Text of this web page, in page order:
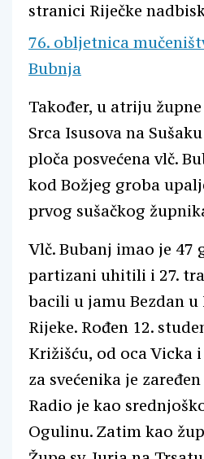
stranici Riječke
76. obljetnica
Bubnja
Također, u atriju
Srca Isusova na
ploča posvećena vlč.
kod Božjeg groba
prvog sušačkog
Vlč. Bubanj imao je 47
partizani uhitili i 27.
bacili u jamu Bezdan
Rijeke. Rođen 12.
Križišću, od oca Vicka
za svećenika je
Radio je kao
Ogulinu. Zatim kao